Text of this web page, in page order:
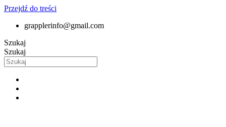
Przejdź do treści
grapplerinfo@gmail.com
Szukaj
Szukaj